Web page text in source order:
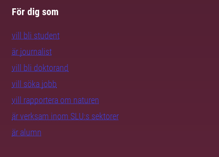
För dig som
vill bli student
är journalist
vill bli doktorand
vill söka jobb
vill rapportera om naturen
är verksam inom SLU:s sektorer
är alumn